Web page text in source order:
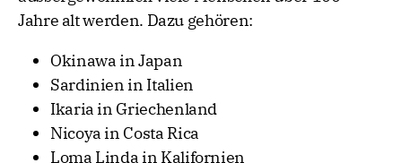
Jahre alt werden. Dazu gehören:
Okinawa in Japan
Sardinien in Italien
Ikaria in Griechenland
Nicoya in Costa Rica
Loma Linda in Kalifornien